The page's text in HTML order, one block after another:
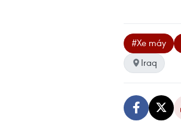
#Xe máy
Iraq